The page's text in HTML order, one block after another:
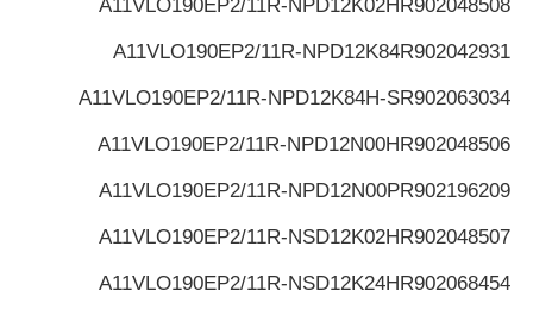
R902048508
A11VLO190EP2/11R-NPD12K02H
R902042931
A11VLO190EP2/11R-NPD12K84
R902063034
A11VLO190EP2/11R-NPD12K84H-S
R902048506
A11VLO190EP2/11R-NPD12N00H
R902196209
A11VLO190EP2/11R-NPD12N00P
R902048507
A11VLO190EP2/11R-NSD12K02H
R902068454
A11VLO190EP2/11R-NSD12K24H